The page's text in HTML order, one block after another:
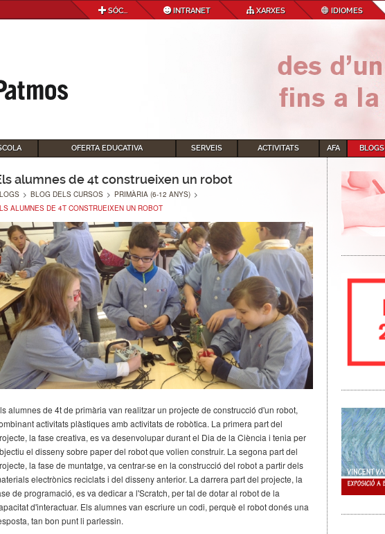
SÓC... INTRANET XARXES IDIOMES
OFERTA EDUCATIVA SERVEIS ACTIVITATS AFA BLOGS
alumnes de 4t construeixen un robot
> BLOG DELS CURSOS > PRIMÀRIA (6-12 ANYS) >
ALUMNES DE 4T CONSTRUEIXEN UN ROBOT
alumnes de 4t de primària van realitzar un projecte de construcció d'un robot,
activitats plàstiques amb activitats de robòtica. La primera part del
la fase creativa, es va desenvolupar durant el Dia de la Ciència i tenia per
el disseny sobre paper del robot que volien construir. La segona part del
la fase de muntatge, va centrar-se en la construcció del robot a partir dels
electrònics reciclats i del disseny anterior. La darrera part del projecte, la
de programació, es va dedicar a l'Scratch, per tal de dotar al robot de la
d'interactuar. Els alumnes van escriure un codi, perquè el robot donés una
tan bon punt li parlessin.